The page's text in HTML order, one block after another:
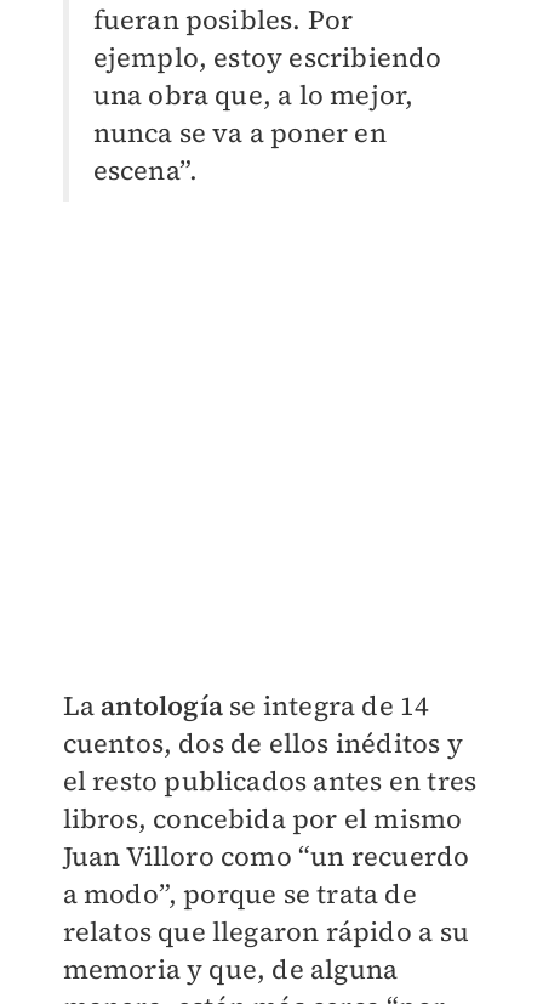
fueran posibles. Por
ejemplo, estoy escribiendo
una obra que, a lo mejor,
nunca se va a poner en
escena”.
La antología se integra de 14
cuentos, dos de ellos inéditos y
el resto publicados antes en tres
libros, concebida por el mismo
Juan Villoro como “un recuerdo
a modo”, porque se trata de
relatos que llegaron rápido a su
memoria y que, de alguna